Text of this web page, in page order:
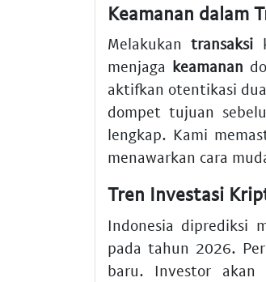
Keamanan dalam
Melakukantransaksi
menjaga keamanan
aktifkan otentikasi
dompet tujuan
lengkap. Kami
menawarkan cara
Tren Investasi
Indonesia diprediksi
pada tahun 2026.
baru. Investor akan